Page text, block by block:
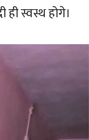
स्वस्थ होगे।